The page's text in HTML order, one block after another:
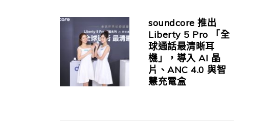
soundcore 推出
Liberty 5 Pro 「全
球通話最清晰耳
機」，導入 AI 晶
片、ANC 4.0 與智
慧充電盒